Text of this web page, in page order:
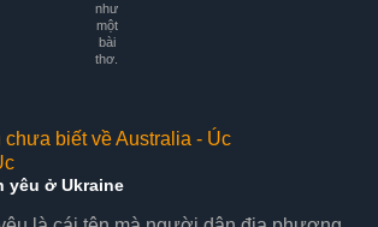
như
một
bài
thơ.
biết về Australia - Úc
yêu ở Ukraine